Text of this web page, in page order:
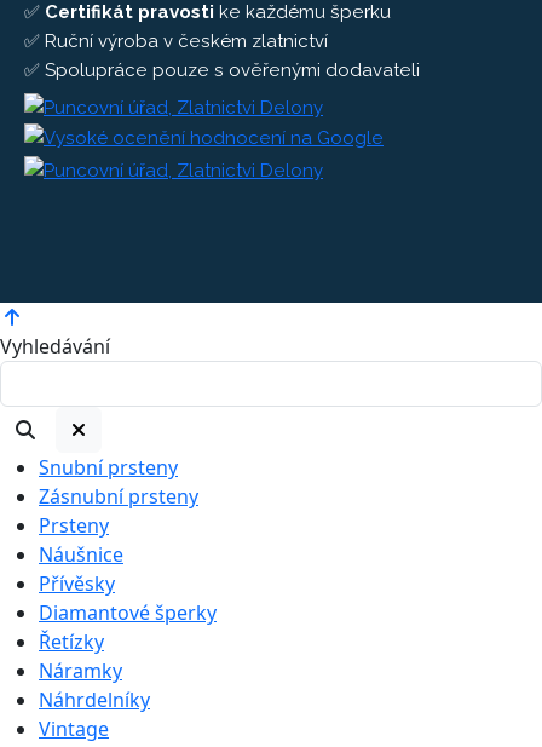
✅ Certifikát pravosti ke každému šperku
✅ Ruční výroba v českém zlatnictví
✅ Spolupráce pouze s ověřenými dodavateli
Vyhledávání
Snubní prsteny
Zásnubní prsteny
Prsteny
Náušnice
Přívěsky
Diamantové šperky
Řetízky
Náramky
Náhrdelníky
Vintage